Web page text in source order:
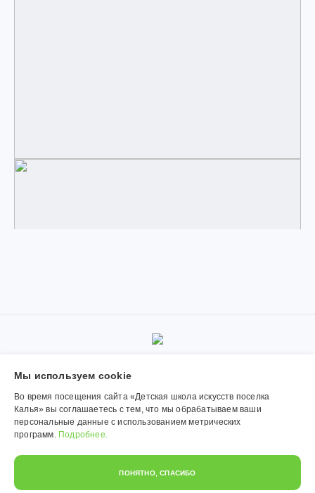
© 2019-2026, Муниципальное автономное учреждение
дополнительного образования «Детская школа искусств поселка
Калья». Использование материалов сайта согласуется с
администрацией учреждения.
Обработка персональных данных
Мы используем сookie
Во время посещения сайта «Детская школа искусств поселка
Калья» вы соглашаетесь с тем, что мы обрабатываем ваши
персональные данные с использованием метрических
программ. Подробнее.
ПОНЯТНО, СПАСИБО